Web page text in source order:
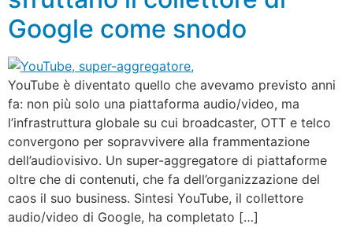
Google come snodo
YouTube è diventato quello che avevamo previsto anni
fa: non più solo una piattaforma audio/video, ma
l’infrastruttura globale su cui broadcaster, OTT e telco
convergono per sopravvivere alla frammentazione
dell’audiovisivo. Un super-aggregatore di piattaforme
oltre che di contenuti, che fa dell’organizzazione del
caos il suo business. Sintesi YouTube, il collettore
audio/video di Google, ha completato […]